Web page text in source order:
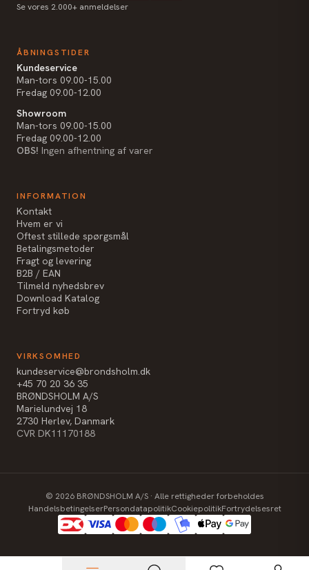
Se vores 2.000+ anmeldelser
ÅBNINGSTIDER
Kundeservice
Man-tors 09.00-15.00
Fredag 09.00-12.00
Showroom
Man-tors 09.00-15.00
Fredag 09.00-12.00
OBS! Ingen afhentning af varer
INFORMATION
Kontakt
Hvem er vi
Oftest stillede spørgsmål
Betalingsmetoder
Fragt og levering
B2B / EAN
Tilmeld nyhedsbrev
Download Katalog
Fortryd køb
VIRKSOMHED
kundeservice@brondsholm.dk
+45 70 20 36 35
BRØNDSHOLM A/S
Marielundvej 18
2730 Herlev, Danmark
CVR DK11170188
© 2026BRØNDSHOLM A/S · Alle rettigheder forbeholdes
HandelsbetingelserPersondatapolitikCookiepolitikFortrydelsesret